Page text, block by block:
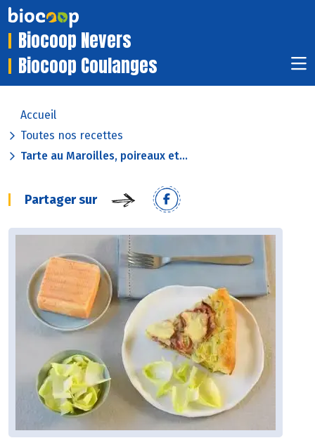
Biocoop Nevers
Biocoop Coulanges
Accueil
Toutes nos recettes
Tarte au Maroilles, poireaux et...
Partager sur